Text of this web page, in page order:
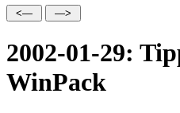
2002-01-29:
WinPack